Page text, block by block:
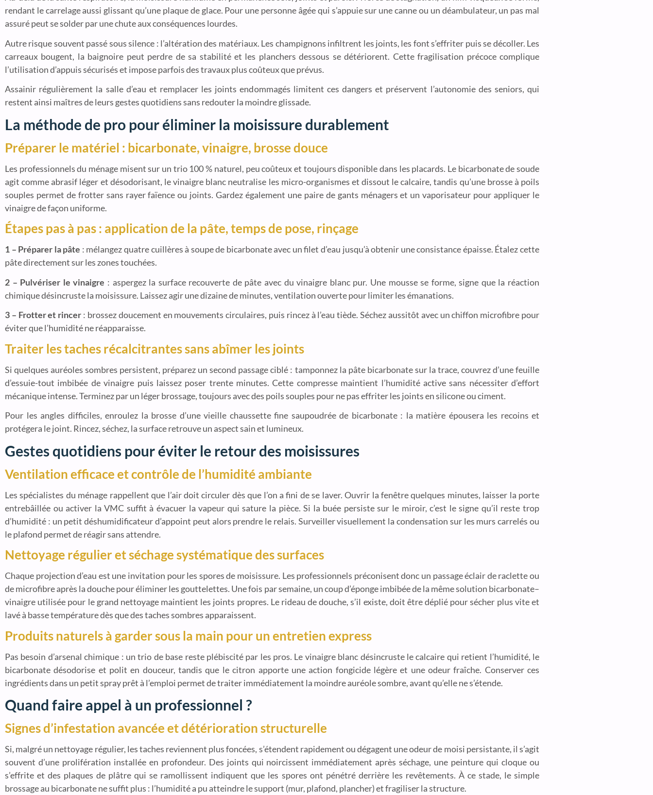
rendant le carrelage aussi glissant qu’une plaque de glace. Pour une personne âgée qui s’appuie sur une canne ou un déambulateur, un pas mal
assuré peut se solder par une chute aux conséquences lourdes.
Autre risque souvent passé sous silence : l’altération des matériaux. Les champignons infiltrent les joints, les font s’effriter puis se décoller. Les
carreaux bougent, la baignoire peut perdre de sa stabilité et les planchers dessous se détériorent. Cette fragilisation précoce complique
l’utilisation d’appuis sécurisés et impose parfois des travaux plus coûteux que prévus.
Assainir régulièrement la salle d’eau et remplacer les joints endommagés limitent ces dangers et préservent l’autonomie des seniors, qui
restent ainsi maîtres de leurs gestes quotidiens sans redouter la moindre glissade.
La méthode de pro pour éliminer la moisissure durablement
Préparer le matériel : bicarbonate, vinaigre, brosse douce
Les professionnels du ménage misent sur un trio 100 % naturel, peu coûteux et toujours disponible dans les placards. Le bicarbonate de soude
agit comme abrasif léger et désodorisant, le vinaigre blanc neutralise les micro-organismes et dissout le calcaire, tandis qu’une brosse à poils
souples permet de frotter sans rayer faïence ou joints. Gardez également une paire de gants ménagers et un vaporisateur pour appliquer le
vinaigre de façon uniforme.
Étapes pas à pas : application de la pâte, temps de pose, rinçage
1 – Préparer la pâte : mélangez quatre cuillères à soupe de bicarbonate avec un filet d’eau jusqu’à obtenir une consistance épaisse. Étalez cette
pâte directement sur les zones touchées.
2 – Pulvériser le vinaigre : aspergez la surface recouverte de pâte avec du vinaigre blanc pur. Une mousse se forme, signe que la réaction
chimique désincruste la moisissure. Laissez agir une dizaine de minutes, ventilation ouverte pour limiter les émanations.
3 – Frotter et rincer : brossez doucement en mouvements circulaires, puis rincez à l’eau tiède. Séchez aussitôt avec un chiffon microfibre pour
éviter que l’humidité ne réapparaisse.
Traiter les taches récalcitrantes sans abîmer les joints
Si quelques auréoles sombres persistent, préparez un second passage ciblé : tamponnez la pâte bicarbonate sur la trace, couvrez d’une feuille
d’essuie-tout imbibée de vinaigre puis laissez poser trente minutes. Cette compresse maintient l’humidité active sans nécessiter d’effort
mécanique intense. Terminez par un léger brossage, toujours avec des poils souples pour ne pas effriter les joints en silicone ou ciment.
Pour les angles difficiles, enroulez la brosse d’une vieille chaussette fine saupoudrée de bicarbonate : la matière épousera les recoins et
protégera le joint. Rincez, séchez, la surface retrouve un aspect sain et lumineux.
Gestes quotidiens pour éviter le retour des moisissures
Ventilation efficace et contrôle de l’humidité ambiante
Les spécialistes du ménage rappellent que l’air doit circuler dès que l’on a fini de se laver. Ouvrir la fenêtre quelques minutes, laisser la porte
entrebâillée ou activer la VMC suffit à évacuer la vapeur qui sature la pièce. Si la buée persiste sur le miroir, c’est le signe qu’il reste trop
d’humidité : un petit déshumidificateur d’appoint peut alors prendre le relais. Surveiller visuellement la condensation sur les murs carrelés ou
le plafond permet de réagir sans attendre.
Nettoyage régulier et séchage systématique des surfaces
Chaque projection d’eau est une invitation pour les spores de moisissure. Les professionnels préconisent donc un passage éclair de raclette ou
de microfibre après la douche pour éliminer les gouttelettes. Une fois par semaine, un coup d’éponge imbibée de la même solution bicarbonate–
vinaigre utilisée pour le grand nettoyage maintient les joints propres. Le rideau de douche, s’il existe, doit être déplié pour sécher plus vite et
lavé à basse température dès que des taches sombres apparaissent.
Produits naturels à garder sous la main pour un entretien express
Pas besoin d’arsenal chimique : un trio de base reste plébiscité par les pros. Le vinaigre blanc désincruste le calcaire qui retient l’humidité, le
bicarbonate désodorise et polit en douceur, tandis que le citron apporte une action fongicide légère et une odeur fraîche. Conserver ces
ingrédients dans un petit spray prêt à l’emploi permet de traiter immédiatement la moindre auréole sombre, avant qu’elle ne s’étende.
Quand faire appel à un professionnel ?
Signes d’infestation avancée et détérioration structurelle
Si, malgré un nettoyage régulier, les taches reviennent plus foncées, s’étendent rapidement ou dégagent une odeur de moisi persistante, il s’agit
souvent d’une prolifération installée en profondeur. Des joints qui noircissent immédiatement après séchage, une peinture qui cloque ou
s’effrite et des plaques de plâtre qui se ramollissent indiquent que les spores ont pénétré derrière les revêtements. À ce stade, le simple
brossage au bicarbonate ne suffit plus : l’humidité a pu atteindre le support (mur, plafond, plancher) et fragiliser la structure.